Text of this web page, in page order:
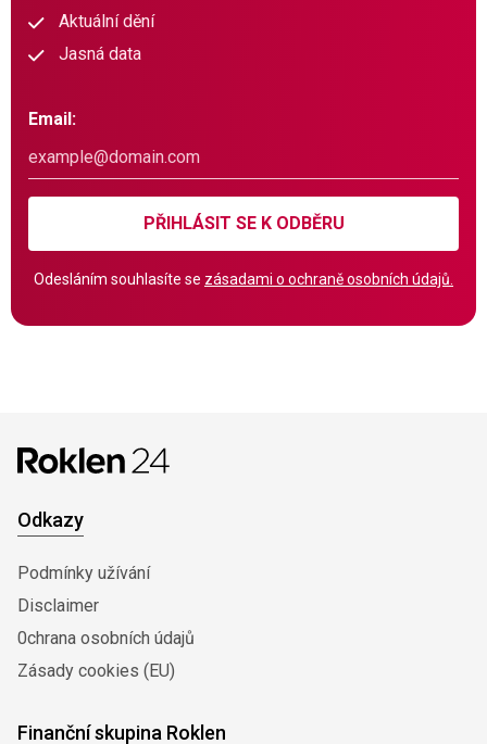
Aktuální dění
Jasná data
Email:
PŘIHLÁSIT SE K ODBĚRU
Odesláním souhlasíte se zásadami o ochraně osobních údajů.
Odkazy
Podmínky užívání
Disclaimer
0chrana osobních údajů
Zásady cookies (EU)
Finanční skupina Roklen